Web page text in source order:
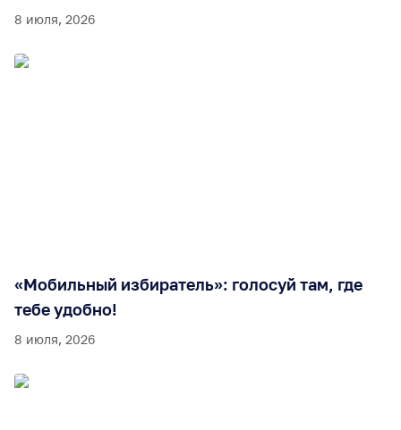
8 июля, 2026
«Мобильный избиратель»: голосуй там, где
тебе удобно!
8 июля, 2026